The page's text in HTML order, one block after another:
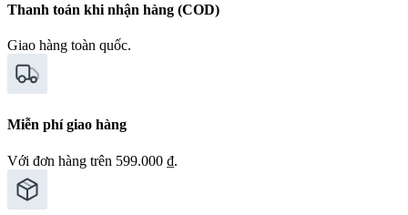
Thanh toán khi nhận hàng (COD)
Giao hàng toàn quốc.
Miễn phí giao hàng
Với đơn hàng trên 599.000 ₫.